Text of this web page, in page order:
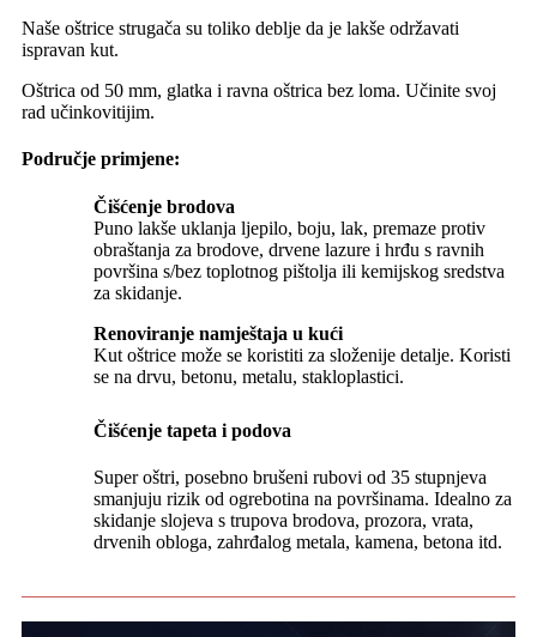
Naše oštrice strugača su toliko deblje da je lakše održavati
ispravan kut.
Oštrica od 50 mm, glatka i ravna oštrica bez loma. Učinite svoj
rad učinkovitijim.
Područje primjene:
Čišćenje brodova
Puno lakše uklanja ljepilo, boju, lak, premaze protiv
obraštanja za brodove, drvene lazure i hrđu s ravnih
površina s/bez toplotnog pištolja ili kemijskog sredstva
za skidanje.
Renoviranje namještaja u kući
Kut oštrice može se koristiti za složenije detalje. Koristi
se na drvu, betonu, metalu, stakloplastici.
Čišćenje tapeta i podova
Super oštri, posebno brušeni rubovi od 35 stupnjeva
smanjuju rizik od ogrebotina na površinama. Idealno za
skidanje slojeva s trupova brodova, prozora, vrata,
drvenih obloga, zahrđalog metala, kamena, betona itd.